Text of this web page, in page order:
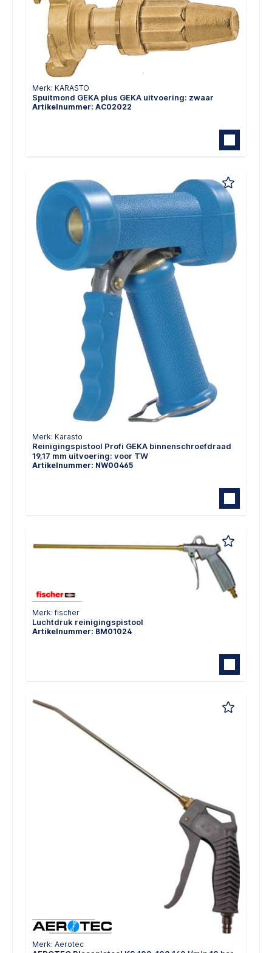
Merk: KARASTO
Spuitmond GEKA plus GEKA uitvoering: zwaar
Artikelnummer: AC02022
Merk: Karasto
Reinigingspistool Profi GEKA binnenschroefdraad
19,17 mm uitvoering: voor TW
Artikelnummer: NW00465
Merk: fischer
Luchtdruk reinigingspistool
Artikelnummer: BM01024
Merk: Aerotec